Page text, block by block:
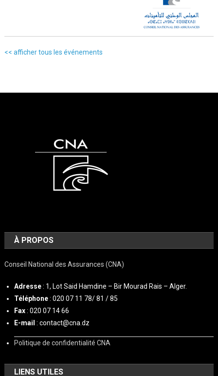
<< afficher tous les événements
À PROPOS
Conseil National des Assurances (CNA)
Adresse: 1, Lot Said Hamdine – Bir Mourad Rais – Alger.
Téléphone: 020 07 11 78/ 81 / 85
Fax: 020 07 14 66
E-mail : contact@cna.dz
Politique de confidentialité CNA
LIENS UTILES